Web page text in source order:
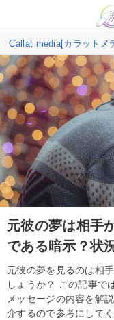
Callat media[カラットメ
元彼の夢は相手
である暗示？状
元彼の夢を見るのは相
しょうか？ この記事で
メッセージの内容を解
介するので参考にしてく